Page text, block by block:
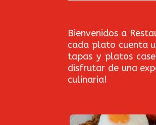
Bienvenidos a
cada plato cuenta
tapas y platos
disfrutar de una
culinaria!